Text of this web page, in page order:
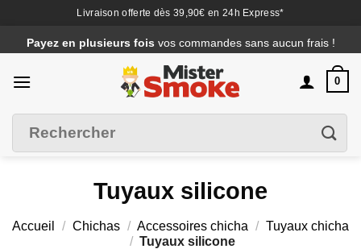
Livraison offerte dès 39,90€ en 24h Express*
au
contenu
Payez en plusieurs fois vos commandes sans aucun frais !
0
pour :
Tuyaux silicone
Accueil / Chichas / Accessoires chicha / Tuyaux chicha
/ Tuyaux silicone